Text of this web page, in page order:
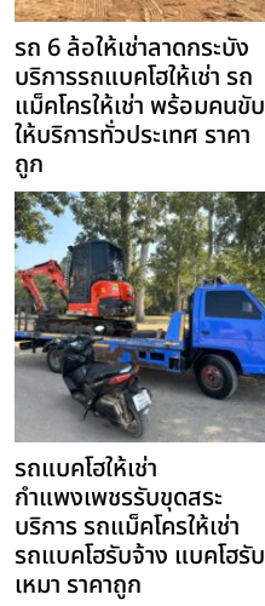
รถ 6 ล้อให้เช่าลาดกระบัง
บริการรถแบคโฮให้เช่า รถ
แม็คโครให้เช่า พร้อมคนขับ
ให้บริการทั่วประเทศ ราคา
ถูก
รถแบคโฮให้เช่า
กำแพงเพชรรับขุดสระ
บริการ รถแม็คโครให้เช่า
รถแบคโฮรับจ้าง แบคโฮรับ
เหมา ราคาถูก